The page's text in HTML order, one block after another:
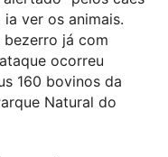
ver os animais.
já com
ocorreu
160 bovinos da
Natural do